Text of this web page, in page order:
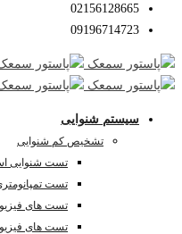
02156128665
09196714723
سیستم شنوایی
تشخیص کم شنوایی
تست شنوایی
تست
تست های
تست های